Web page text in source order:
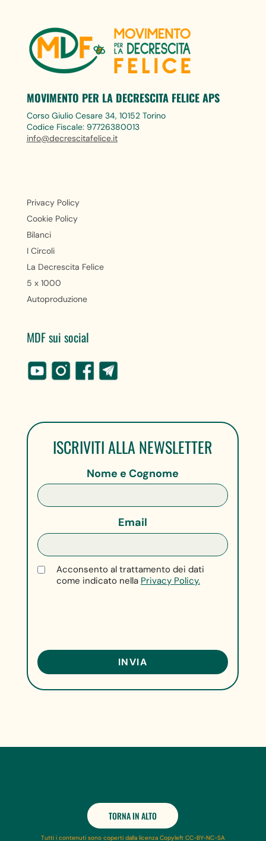
MOVIMENTO PER LA DECRESCITA FELICE APS
Corso Giulio Cesare 34, 10152 Torino
Codice Fiscale: 97726380013
info@decrescitafelice.it
Privacy Policy
Cookie Policy
Bilanci
I Circoli
La Decrescita Felice
5 x 1000
Autoproduzione
MDF sui social
ISCRIVITI ALLA NEWSLETTER
Nome e Cognome
Email
Acconsento al trattamento dei dati
come indicato nella Privacy Policy.
TORNA IN ALTO
Tutti i contenuti sono coperti dalla licenza Copyleft CC-BY-NC-SA